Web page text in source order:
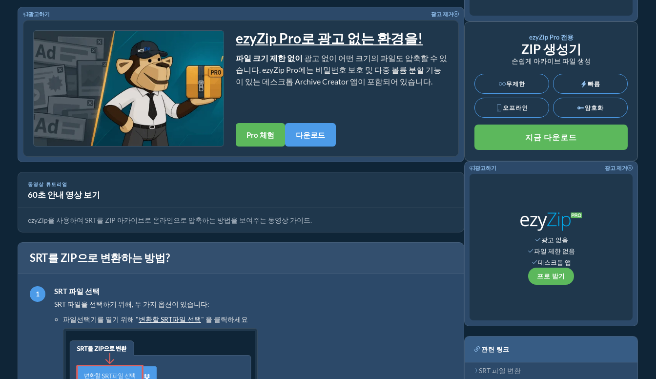
광고하기 광고 제거
ezyZip Pro로 광고 없는 환경을!
파일 크기 제한 없이 광고 없이 어떤 크기의 파일도 압축할 수 있
습니다. ezyZip Pro에는 비밀번호 보호 및 다중 볼륨 분할 기능
이 있는 데스크톱 Archive Creator 앱이 포함되어 있습니다.
Pro 체험 다운로드
동영상 튜토리얼
60초 안내 영상 보기
SRT를 ZIP으로 온라인 변환하는 방법 (간단한 가이드)
ezyZip을 사용하여 SRT를 ZIP 아카이브로 온라인으로 압축하는 방법을 보여주는 동영상 가이드.
SRT를 ZIP으로 변환하는 방법?
SRT 파일 선택
SRT 파일을 선택하기 위해, 두 가지 옵션이 있습니다:
파일선택기를 열기 위해 "변환할 SRT파일 선택" 을 클릭하세요
ezyZip Pro 전용
ZIP 생성기
손쉽게 아카이브 파일 생성
무제한 빠름
오프라인 암호화
지금 다운로드
광고하기 광고 제거
광고 없음
파일 제한 없음
데스크톱 앱
프로 받기
관련 링크
SRT 파일 변환